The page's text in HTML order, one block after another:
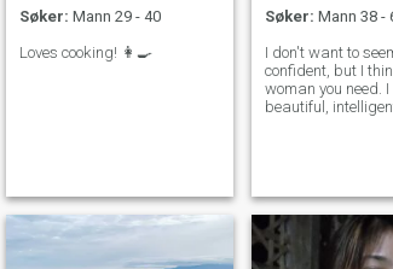
Søker: Mann 29 - 40
Loves cooking! 👩‍🍳
Søker: Mann 38 -
I don't want to
confident, but I
woman you need.
beautiful,
heart. I am
husband, and